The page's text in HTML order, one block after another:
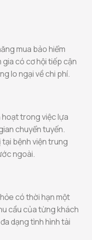
mua bảo hiểm
có cơ hội tiếp cận
lo ngại về chi phí.
hoạt trong việc lựa
chuyển tuyến.
bệnh viện trung
ngoài.
có thời hạn một
cầu của từng khách
dạng tình hình tài